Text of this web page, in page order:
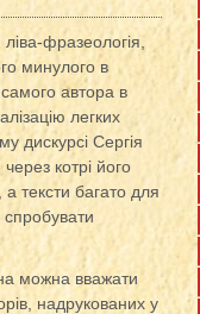
ліва-фразеологія,
минулого в
автора в
легких
дискурсі Сергія
котрі його
а тексти багато для
спробувати
можна вважати
надрукованих у